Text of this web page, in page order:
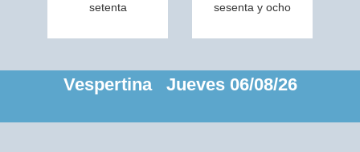
setenta
sesenta y ocho
Vespertina Jueves 06/08/26